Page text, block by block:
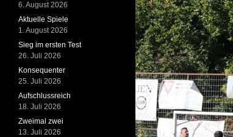
6. August 2026
Aktuelle Spiele
1. August 2026
Sieg im ersten Test
26. Juli 2026
Konsequenter
25. Juli 2026
Aufschlussreich
18. Juli 2026
Zweimal zwei
13. Juli 2026